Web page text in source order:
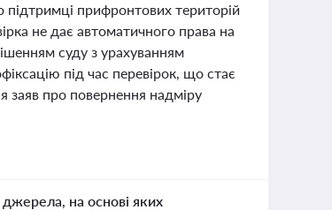
підтримці прифронтових територій
не дає автоматичного права на
суду з урахуванням
під час перевірок, що стає
про повернення надміру
джерела, на основі яких